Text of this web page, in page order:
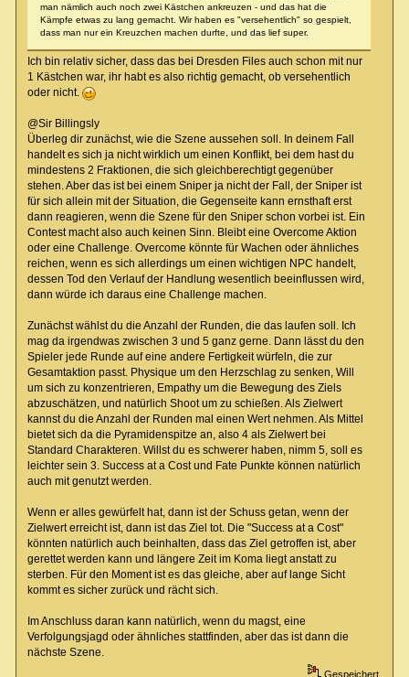
man nämlich auch noch zwei Kästchen ankreuzen - und das hat die
Kämpfe etwas zu lang gemacht. Wir haben es "versehentlich" so gespielt,
dass man nur ein Kreuzchen machen durfte, und das lief super.
Ich bin relativ sicher, dass das bei Dresden Files auch schon mit nur
1 Kästchen war, ihr habt es also richtig gemacht, ob versehentlich
oder nicht.
@Sir Billingsly
Überleg dir zunächst, wie die Szene aussehen soll. In deinem Fall
handelt es sich ja nicht wirklich um einen Konflikt, bei dem hast du
mindestens 2 Fraktionen, die sich gleichberechtigt gegenüber
stehen. Aber das ist bei einem Sniper ja nicht der Fall, der Sniper ist
für sich allein mit der Situation, die Gegenseite kann ernsthaft erst
dann reagieren, wenn die Szene für den Sniper schon vorbei ist. Ein
Contest macht also auch keinen Sinn. Bleibt eine Overcome Aktion
oder eine Challenge. Overcome könnte für Wachen oder ähnliches
reichen, wenn es sich allerdings um einen wichtigen NPC handelt,
dessen Tod den Verlauf der Handlung wesentlich beeinflussen wird,
dann würde ich daraus eine Challenge machen.
Zunächst wählst du die Anzahl der Runden, die das laufen soll. Ich
mag da irgendwas zwischen 3 und 5 ganz gerne. Dann lässt du den
Spieler jede Runde auf eine andere Fertigkeit würfeln, die zur
Gesamtaktion passt. Physique um den Herzschlag zu senken, Will
um sich zu konzentrieren, Empathy um die Bewegung des Ziels
abzuschätzen, und natürlich Shoot um zu schießen. Als Zielwert
kannst du die Anzahl der Runden mal einen Wert nehmen. Als Mittel
bietet sich da die Pyramidenspitze an, also 4 als Zielwert bei
Standard Charakteren. Willst du es schwerer haben, nimm 5, soll es
leichter sein 3. Success at a Cost und Fate Punkte können natürlich
auch mit genutzt werden.
Wenn er alles gewürfelt hat, dann ist der Schuss getan, wenn der
Zielwert erreicht ist, dann ist das Ziel tot. Die "Success at a Cost"
könnten natürlich auch beinhalten, dass das Ziel getroffen ist, aber
gerettet werden kann und längere Zeit im Koma liegt anstatt zu
sterben. Für den Moment ist es das gleiche, aber auf lange Sicht
kommt es sicher zurück und rächt sich.
Im Anschluss daran kann natürlich, wenn du magst, eine
Verfolgungsjagd oder ähnliches stattfinden, aber das ist dann die
nächste Szene.
Gespeichert